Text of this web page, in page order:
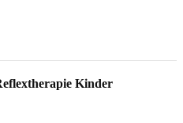
Kinder